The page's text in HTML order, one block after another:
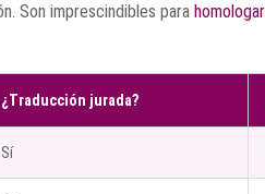
Son imprescindibles para
¿Traducción jurada?
Sí